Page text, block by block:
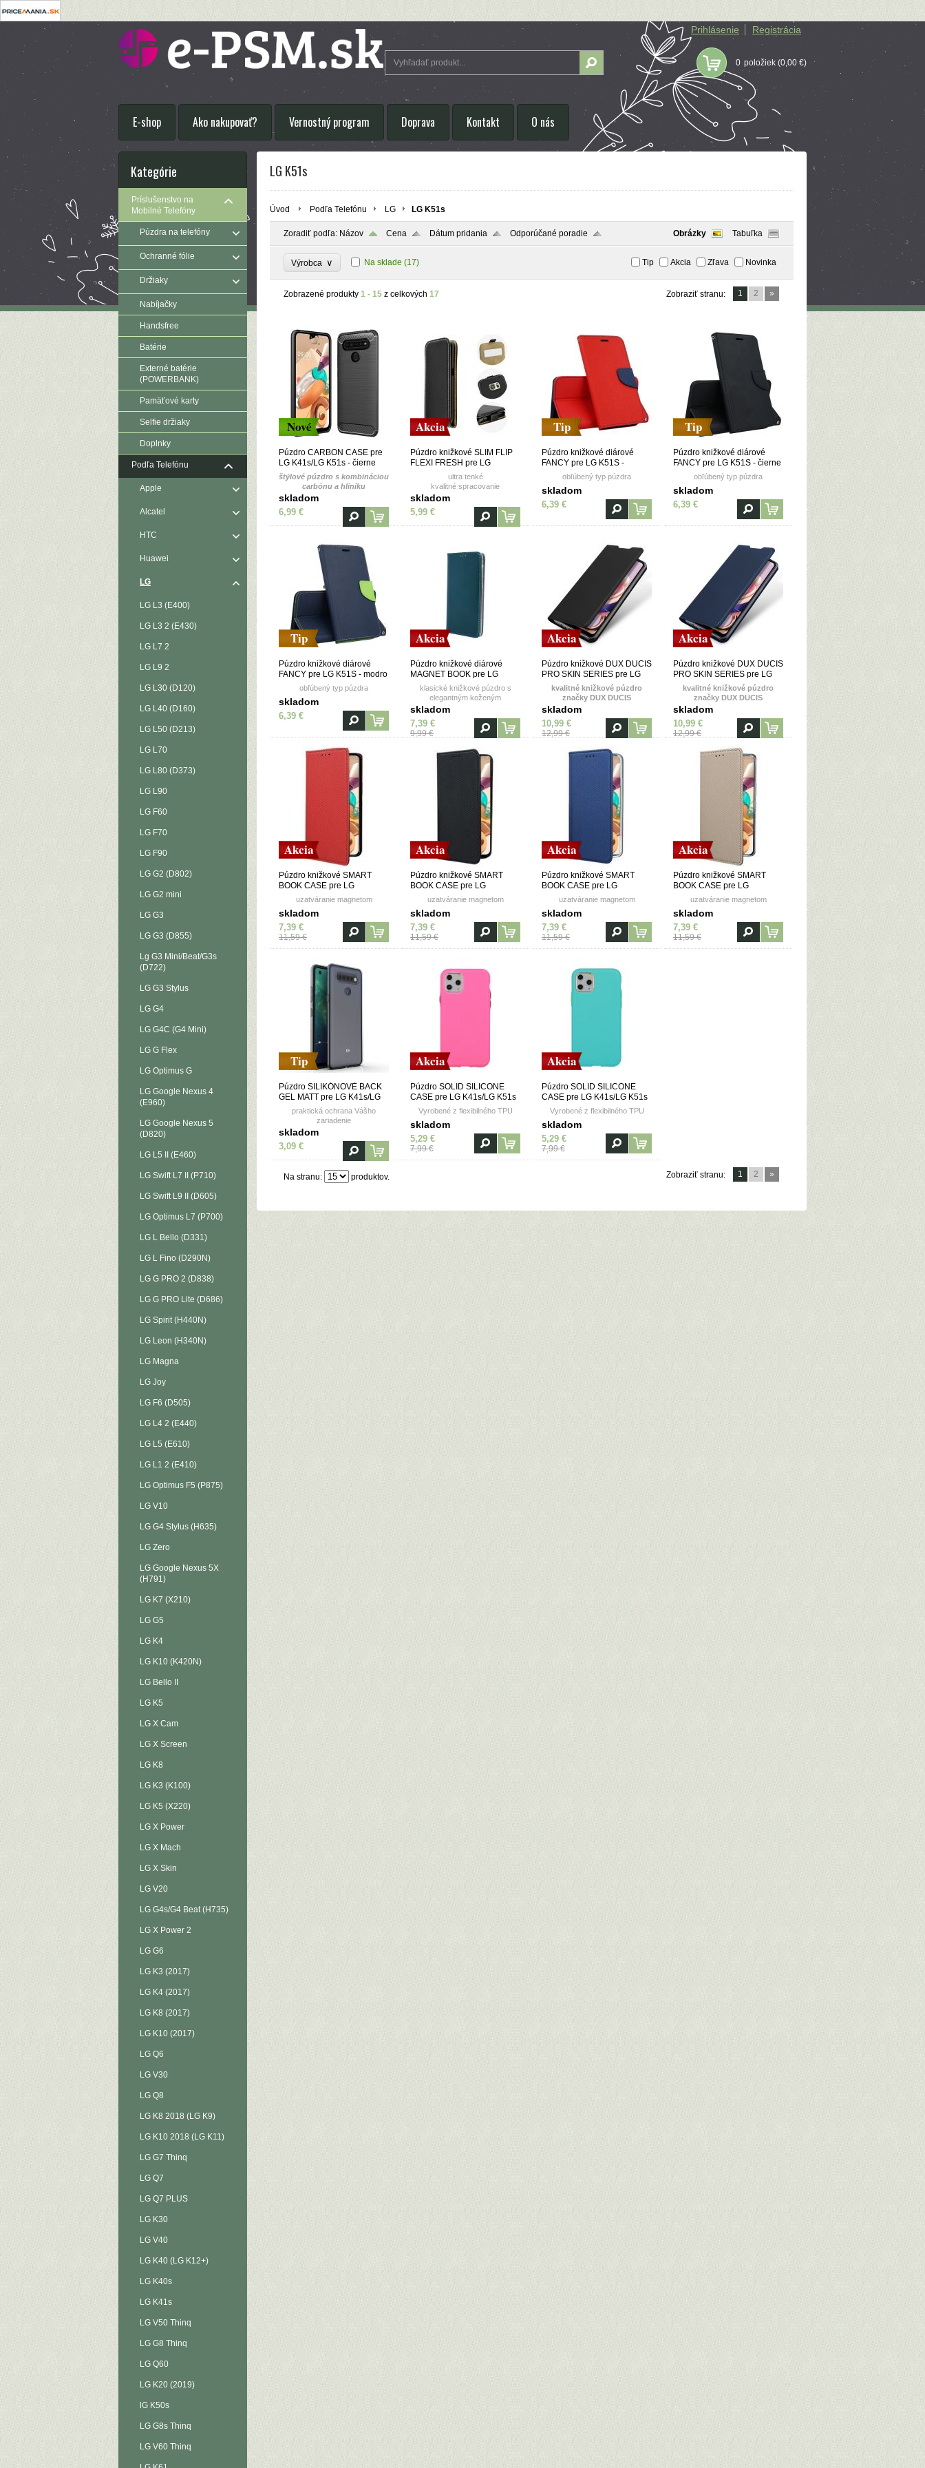
Prihlásenie Registrácia
0 položiek (0,00 €)
E-shop Ako nakupovať? Vernostný program Doprava Kontakt O nás
Kategórie
Príslušenstvo na
Mobilné Telefóny
Púzdra na telefóny
Ochranné fólie
Držiaky
Nabíjačky
Handsfree
Batérie
Externé batérie
(POWERBANK)
Pamäťové karty
Selfie držiaky
Doplnky
Podľa Telefónu
Apple
Alcatel
HTC
Huawei
LG
LG L3 (E400)
LG L3 2 (E430)
LG L7 2
LG L9 2
LG L30 (D120)
LG L40 (D160)
LG L50 (D213)
LG L70
LG L80 (D373)
LG L90
LG F60
LG F70
LG F90
LG G2 (D802)
LG G2 mini
LG G3
LG G3 (D855)
Lg G3 Mini/Beat/G3s
(D722)
LG G3 Stylus
LG G4
LG G4C (G4 Mini)
LG G Flex
LG Optimus G
LG Google Nexus 4
(E960)
LG Google Nexus 5
(D820)
LG L5 II (E460)
LG Swift L7 II (P710)
LG Swift L9 II (D605)
LG Optimus L7 (P700)
LG L Bello (D331)
LG L Fino (D290N)
LG G PRO 2 (D838)
LG G PRO Lite (D686)
LG Spirit (H440N)
LG Leon (H340N)
LG Magna
LG Joy
LG F6 (D505)
LG L4 2 (E440)
LG L5 (E610)
LG L1 2 (E410)
LG Optimus F5 (P875)
LG V10
LG G4 Stylus (H635)
LG Zero
LG Google Nexus 5X
(H791)
LG K7 (X210)
LG G5
LG K4
LG K10 (K420N)
LG Bello II
LG K5
LG X Cam
LG X Screen
LG K8
LG K3 (K100)
LG K5 (X220)
LG X Power
LG X Mach
LG X Skin
LG V20
LG G4s/G4 Beat (H735)
LG X Power 2
LG G6
LG K3 (2017)
LG K4 (2017)
LG K8 (2017)
LG K10 (2017)
LG Q6
LG V30
LG Q8
LG K8 2018 (LG K9)
LG K10 2018 (LG K11)
LG G7 Thinq
LG Q7
LG Q7 PLUS
LG K30
LG V40
LG K40 (LG K12+)
LG K40s
LG K41s
LG V50 Thinq
LG G8 Thinq
LG Q60
LG K20 (2019)
lG K50s
LG G8s Thinq
LG V60 Thinq
LG K51s
Úvod Podľa Telefónu LG LG K51s
Zoradiť podľa: Názov Cena Dátum pridania Odporúčané poradie Obrázky Tabuľka
Výrobca ∨ Na sklade (17) Tip Akcia Zľava Novinka
Zobrazené produkty 1 - 15 z celkových 17 Zobraziť stranu: 1 2 »
Nové
Púzdro CARBON CASE pre
LG K41s/LG K51s - čierne
štýlové púzdro s kombináciou
carbónu a hliníku
skladom
6,99 €
Akcia
Púzdro knižkové SLIM FLIP
FLEXI FRESH pre LG
K41s/LG K51s - čierne
ultra tenké
kvalitné spracovanie
vanička z TPU (termoplastický
polyuretán)
skladom
5,99 €
Tip
Púzdro knižkové diárové
FANCY pre LG K51S -
červeno modré
obľúbený typ púzdra
skladom
6,39 €
Tip
Púzdro knižkové diárové
FANCY pre LG K51S - čierne
obľúbený typ púzdra
skladom
6,39 €
Tip
Púzdro knižkové diárové
FANCY pre LG K51S - modro
obľúbený typ púzdra
skladom
6,39 €
Akcia
Púzdro knižkové diárové
MAGNET BOOK pre LG
K41s/LG K51s - zelené
klasické knižkové púzdro s
elegantným koženým
prešívaním a kvalitným
magnetom
skladom
7,39 €
9,99 €
Akcia
Púzdro knižkové DUX DUCIS
PRO SKIN SERIES pre LG
K41S/LG K51S - čierne
kvalitné knižkové púzdro
značky DUX DUCIS
skladom
10,99 €
12,99 €
Akcia
Púzdro knižkové DUX DUCIS
PRO SKIN SERIES pre LG
K41S/LG K51S - modré
kvalitné knižkové púzdro
značky DUX DUCIS
skladom
10,99 €
12,99 €
Akcia
Púzdro knižkové SMART
BOOK CASE pre LG
K41s/K51s - červené
uzatváranie magnetom
skladom
7,39 €
11,59 €
Akcia
Púzdro knižkové SMART
BOOK CASE pre LG
K41s/K51s - čierne
uzatváranie magnetom
skladom
7,39 €
11,59 €
Akcia
Púzdro knižkové SMART
BOOK CASE pre LG
K41s/K51s - modré
uzatváranie magnetom
skladom
7,39 €
11,59 €
Akcia
Púzdro knižkové SMART
BOOK CASE pre LG
K41s/K51s - zlaté
uzatváranie magnetom
skladom
7,39 €
11,59 €
Tip
Púzdro SILIKÓNOVÉ BACK
GEL MATT pre LG K41s/LG
K51s - transparentné
praktická ochrana Vášho
zariadenie
skladom
3,09 €
Akcia
Púzdro SOLID SILICONE
CASE pre LG K41s/LG K51s
- ružové
Vyrobené z flexibilného TPU
skladom
5,29 €
7,99 €
Akcia
Púzdro SOLID SILICONE
CASE pre LG K41s/LG K51s
- zelené
Vyrobené z flexibilného TPU
skladom
5,29 €
7,99 €
Na stranu: produktov. Zobraziť stranu: 1 2 »